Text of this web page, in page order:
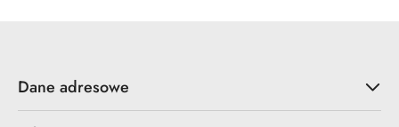
Dane adresowe